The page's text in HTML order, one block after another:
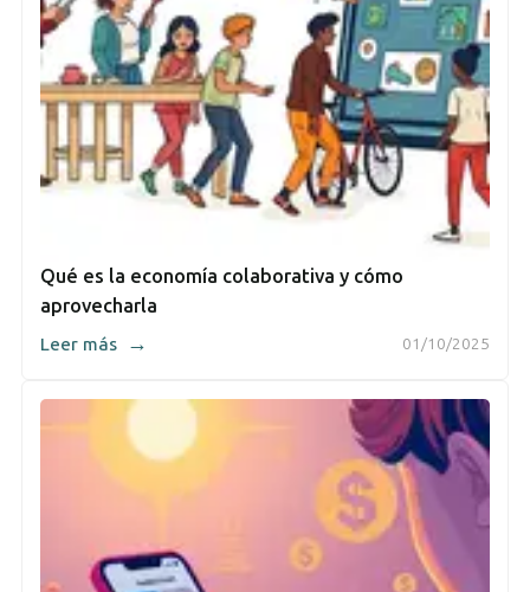
Qué es la economía colaborativa y cómo
aprovecharla
01/10/2025
Leer más →